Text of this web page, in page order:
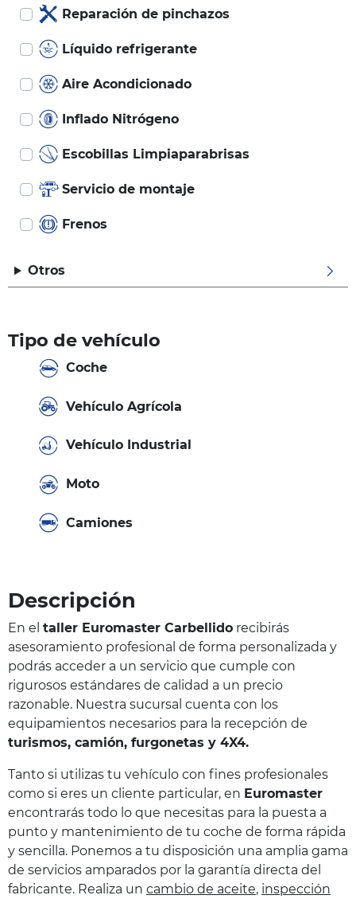
Reparación de pinchazos
Líquido refrigerante
Aire Acondicionado
Inflado Nitrógeno
Escobillas Limpiaparabrisas
Servicio de montaje
Frenos
Otros
Tipo de vehículo
Coche
Vehículo Agrícola
Vehículo Industrial
Moto
Camiones
Descripción
En el taller Euromaster Carbellido recibirás
asesoramiento profesional de forma personalizada y
podrás acceder a un servicio que cumple con
rigurosos estándares de calidad a un precio
razonable. Nuestra sucursal cuenta con los
equipamientos necesarios para la recepción de
turismos, camión, furgonetas y 4X4.
Tanto si utilizas tu vehículo con fines profesionales
como si eres un cliente particular, en Euromaster
encontrarás todo lo que necesitas para la puesta a
punto y mantenimiento de tu coche de forma rápida
y sencilla. Ponemos a tu disposición una amplia gama
de servicios amparados por la garantía directa del
fabricante. Realiza un cambio de aceite, inspección